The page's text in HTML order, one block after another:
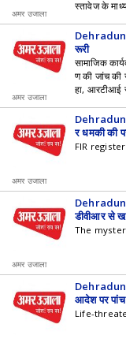
स्तावेज के
अमर उजाला
Dehradun
रूरी
सामाजिक
ण की जांच की
हा, आरटीआई
अमर उजाला
Dehradun
र धमकी की
FIR
अमर उजाला
Dehradun
डीवीआर से
The
अमर उजाला
Dehradun
आदेश पर पांच
Life-